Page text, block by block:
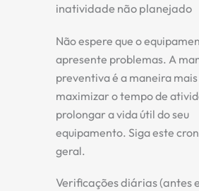
inatividade não planejado
Não espere que o
apresente problemas. A
preventiva é a maneira
maximizar o tempo de
prolongar a vida útil do seu
equipamento. Siga este
geral.
Verificações diárias (antes